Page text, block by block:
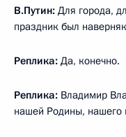
В.Путин: Для города,
праздник был
Реплика: Да, конечно.
Реплика: Владимир
нашей Родины, нашего